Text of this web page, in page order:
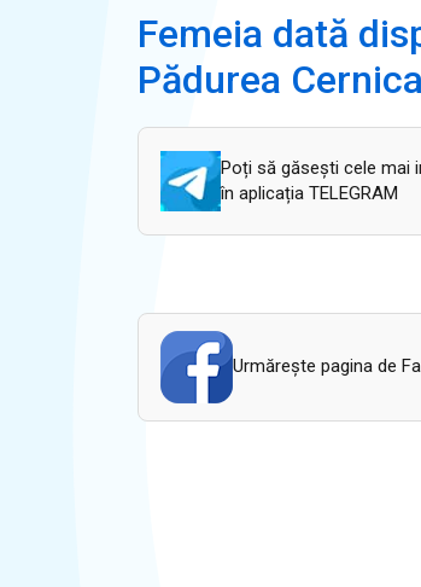
Femeia dată
Pădurea Cernica
Poți să găsești cele mai
în aplicația TELEGRAM
Urmăreşte pagina de